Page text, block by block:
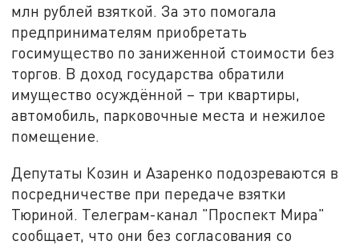
млн рублей взяткой. За это помогала
предпринимателям приобретать
госимущество по заниженной стоимости без
торгов. В доход государства обратили
имущество осуждённой – три квартиры,
автомобиль, парковочные места и нежилое
помещение.
Депутаты Козин и Азаренко подозреваются в
посредничестве при передаче взятки
Тюриной. Телеграм-канал "Проспект Мира"
сообщает, что они без согласования со